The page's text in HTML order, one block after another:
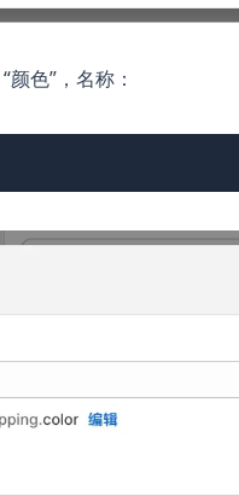
色”，名称：